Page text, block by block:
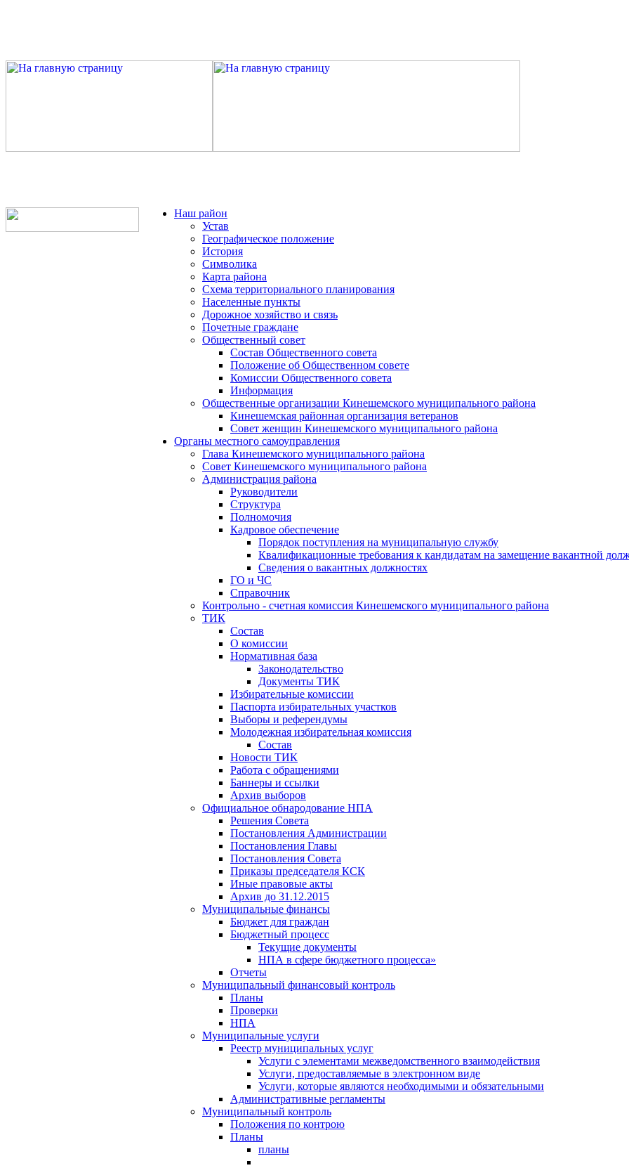
Наш район
Устав
Географическое положение
История
Символика
Карта района
Схема территориального планирования
Населенные пункты
Дорожное хозяйство и связь
Почетные граждане
Общественный совет
Состав Общественного совета
Положение об Общественном совете
Комиссии Общественного совета
Информация
Общественные организации Кинешемского муниципального района
Кинешемская районная организация ветеранов
Совет женщин Кинешемского муниципального района
Органы местного самоуправления
Глава Кинешемского муниципального района
Совет Кинешемского муниципального района
Администрация района
Руководители
Структура
Полномочия
Кадровое обеспечение
Порядок поступления на муниципальную службу
Квалификационные требования к кандидатам на замещение вакантной
Сведения о вакантных должностях
ГО и ЧС
Справочник
Контрольно - счетная комиссия Кинешемского муниципального района
ТИК
Состав
О комиссии
Нормативная база
Законодательство
Документы ТИК
Избирательные комиссии
Паспорта избирательных участков
Выборы и референдумы
Молодежная избирательная комиссия
Состав
Новости ТИК
Работа с обращениями
Баннеры и ссылки
Архив выборов
Официальное обнародование НПА
Решения Совета
Постановления Администрации
Постановления Главы
Постановления Совета
Приказы председателя КСК
Иные правовые акты
Архив до 31.12.2015
Муниципальные финансы
Бюджет для граждан
Бюджетный процесс
Текущие документы
НПА в сфере бюджетного процесса»
Отчеты
Муниципальный финансовый контроль
Планы
Проверки
НПА
Муниципальные услуги
Реестр муниципальных услуг
Услуги с элементами межведомственного взаимодействия
Услуги, предоставляемые в электронном виде
Услуги, которые являются необходимыми и обязательными
Административные регламенты
Муниципальный контроль
Положения по контрою
Планы
планы